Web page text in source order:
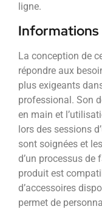
ligne.
La conception de
répondre aux
plus exigeants
professional. Son
en main et
lors des sessions
sont soignées et
d’un processus de
produit est
d’accessoires
permet de